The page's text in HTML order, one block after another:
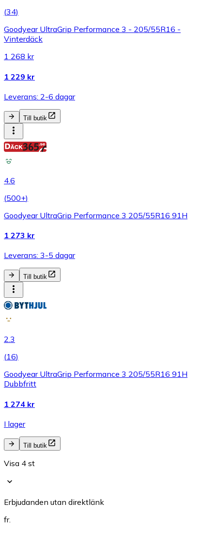
(34)
Goodyear UltraGrip Performance 3 - 205/55R16 -
Vinterdäck
1 268 kr
1 229 kr
Leverans: 2-6 dagar
Till butik
4.6
(500+)
Goodyear UltraGrip Performance 3 205/55R16 91H
1 273 kr
Leverans: 3-5 dagar
Till butik
2.3
(16)
Goodyear UltraGrip Performance 3 205/55R16 91H
Dubbfritt
1 274 kr
I lager
Till butik
Visa 4 st
Erbjudanden utan direktlänk
fr.